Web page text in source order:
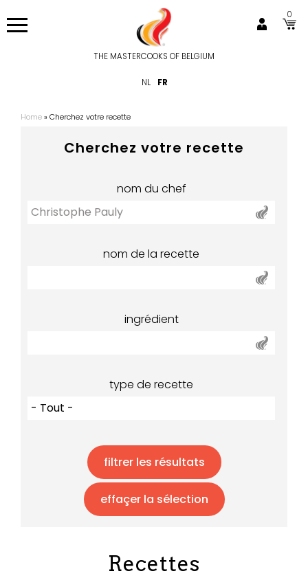
au
THE MASTERCOOKS OF BELGIUM
0
NL FR
Fil
d'Ariane
Home Cherchez votre recette
Cherchez votre recette
nom du chef
nom de la recette
ingrédient
type de recette
Recettes